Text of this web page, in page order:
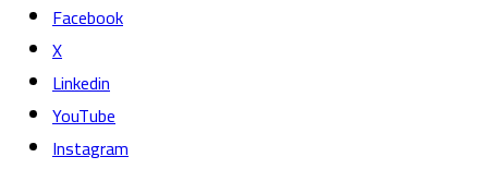
Facebook
X
Linkedin
YouTube
Instagram